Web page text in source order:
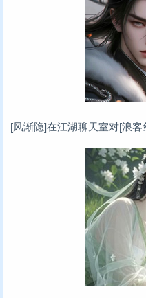
[风渐隐]在江湖聊天室对[浪